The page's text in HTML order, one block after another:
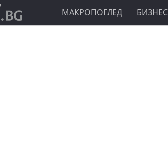
МАКРОПОГЛЕД БИЗНЕС